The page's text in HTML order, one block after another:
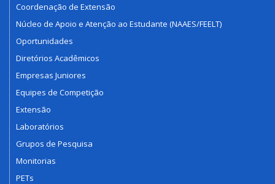
Coordenação de Extensão
Núcleo de Apoio e Atenção ao Estudante (NAAES/FEELT)
Oportunidades
Diretórios Acadêmicos
Empresas Juniores
Equipes de Competição
Extensão
Laboratórios
Grupos de Pesquisa
Monitorias
PETs